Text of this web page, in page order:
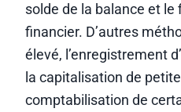
solde de la balance et
financier. D’autres
élevé, l’enregistrement
la capitalisation de
comptabilisation de